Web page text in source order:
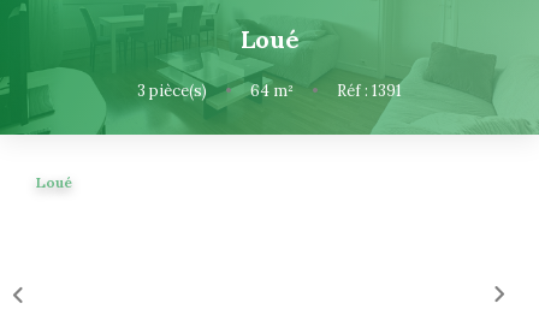
Gestion Locative
Gestion De Copropriété
NOUS CONNAITRE
Loué
3 pièce(s) • 64 m² • Réf : 1391
Loué